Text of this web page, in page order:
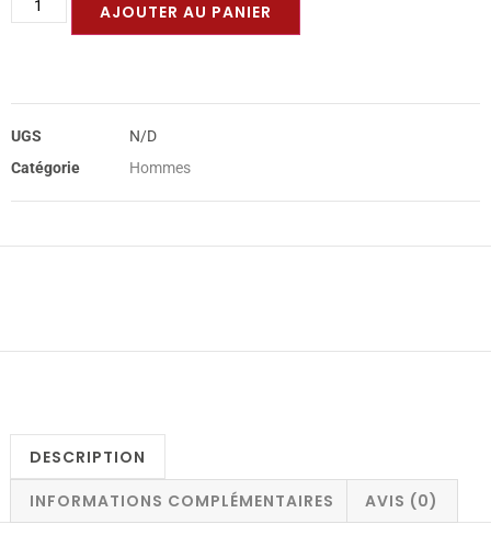
AJOUTER AU PANIER
UGS
N/D
Catégorie
Hommes
DESCRIPTION
INFORMATIONS COMPLÉMENTAIRES AVIS (0)